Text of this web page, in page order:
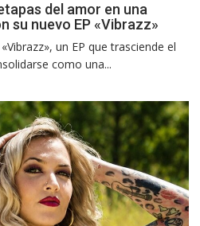
del amor en una
su nuevo EP «Vibrazz»
un EP que trasciende el
como una...